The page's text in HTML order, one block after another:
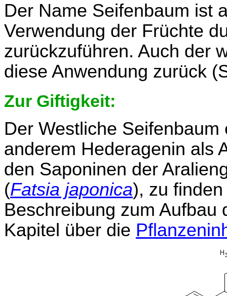
Der Name Seifenbaum ist
Verwendung der Früchte
zurückzuführen. Auch der
diese Anwendung zurück
Zur Giftigkeit:
Der Westliche
anderem Hederagenin als
den Saponinen der
(Fatsia japonica), zu
Beschreibung zum
Kapitel über die